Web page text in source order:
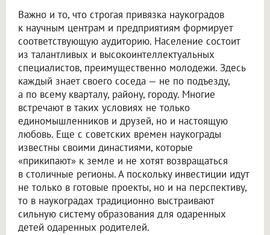
Важно и то, что строгая привязка наукоградов
к научным центрам и предприятиям формирует
соответствующую аудиторию. Население состоит
из талантливых и высокоинтеллектуальных
специалистов, преимущественно молодежи. Здесь
каждый знает своего соседа — не по подъезду,
а по всему кварталу, району, городу. Многие
встречают в таких условиях не только
единомышленников и друзей, но и настоящую
любовь. Еще с советских времен наукограды
известны своими династиями, которые
«прикипают» к земле и не хотят возвращаться
в столичные регионы. А поскольку инвестиции идут
не только в готовые проекты, но и на перспективу,
то в наукоградах традиционно выстраивают
сильную систему образования для одаренных
детей одаренных родителей.